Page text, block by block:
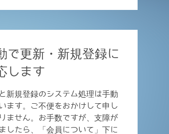
で更新・新規登録に
します
新規登録のシステム処理は手動
ます。ご不便をおかけして申し
ません。お手数ですが、支障が
したら、「会員について」下に